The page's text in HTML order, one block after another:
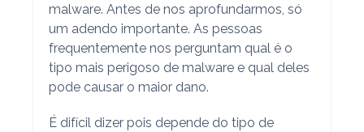
malware. Antes de nos aprofundarmos, só
um adendo importante. As pessoas
frequentemente nos perguntam qual é o
tipo mais perigoso de malware e qual deles
pode causar o maior dano.
É difícil dizer pois depende do tipo de